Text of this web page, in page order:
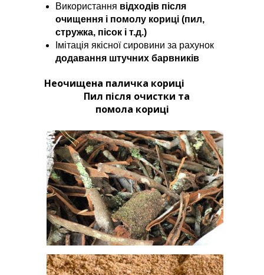
Використання відходів після
очищення і помолу кориці (пил,
стружка, пісок і т.д.)
Імітація якісної сировини за рахунок
додавання штучних барвників
Неочищена паличка кориці
Пил після очистки та
помола кориці